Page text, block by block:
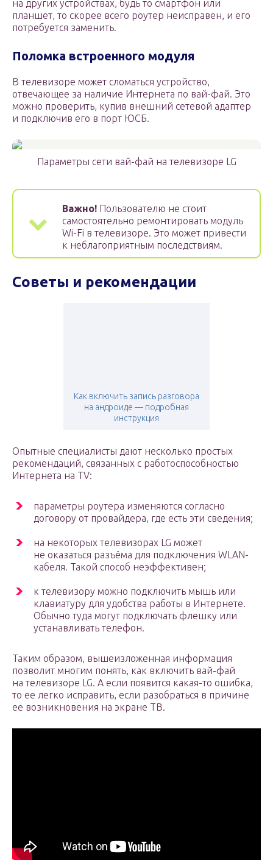
на других устройствах, будь то смартфон или
планшет, то скорее всего роутер неисправен, и его
потребуется заменить.
Поломка встроенного модуля
В телевизоре может сломаться устройство,
отвечающее за наличие Интернета по вай-фай. Это
можно проверить, купив внешний сетевой адаптер
и подключив его в порт ЮСБ.
Параметры сети вай-фай на телевизоре LG
Важно! Пользователю не стоит
самостоятельно ремонтировать модуль
Wi-Fi в телевизоре. Это может привести
к неблагоприятным последствиям.
Советы и рекомендации
Как включить запись разговора
на андроиде — подробная
инструкция
Опытные специалисты дают несколько простых
рекомендаций, связанных с работоспособностью
Интернета на TV:
параметры роутера изменяются согласно
договору от провайдера, где есть эти сведения;
на некоторых телевизорах LG может
не оказаться разъёма для подключения WLAN-
кабеля. Такой способ неэффективен;
к телевизору можно подключить мышь или
клавиатуру для удобства работы в Интернете.
Обычно туда могут подключать флешку или
устанавливать телефон.
Таким образом, вышеизложенная информация
позволит многим понять, как включить вай-фай
на телевизоре LG. А если появится какая-то ошибка,
то ее легко исправить, если разобраться в причине
ее возникновения на экране ТВ.